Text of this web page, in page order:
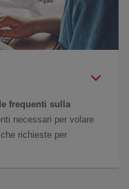
frequenti sulla
necessari per volare
richieste per